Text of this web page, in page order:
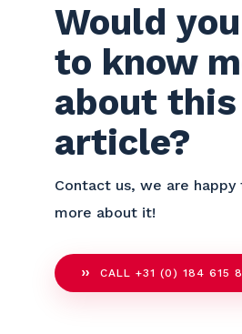
Would
to know
about this
article?
Contact us, we are
more about it!
CALL +31 (0) 184 615